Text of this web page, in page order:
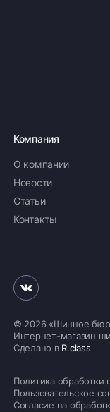
Компания
О компании
Новости
Статьи
Контакты
© 2026 «Шинное
Интернет-магазин
Сделано в R.class
Политика обработки
Пользовательское
Согласие на